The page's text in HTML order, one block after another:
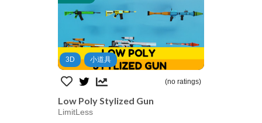
3D 小道具
(no ratings)
Low Poly Stylized Gun
LimitLess